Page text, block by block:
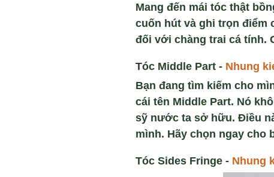
Mang đến mái tóc thật
cuốn hút và ghi trọn điểm
đối với chàng trai cá tính.
Tóc Middle Part - Nhung
Bạn đang tìm kiếm cho
cái tên Middle Part. Nó
sỹ nước ta sở hữu. Điều
mình. Hãy chọn ngay cho
Tóc Sides Fringe - Nhung